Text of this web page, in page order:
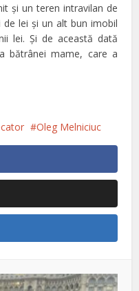
și un teren intravilan de
lei și un alt bun imobil
lei. Şi de această dată
bătrânei mame, care a
Oleg Melniciuc